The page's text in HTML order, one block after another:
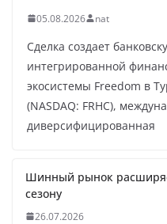
05.08.2026 nat
Сделка создает
интегрированной
экосистемы Freedom в
(NASDAQ: FRHC),
диверсифицированная
Шинный рынок
сезону
26.07.2026